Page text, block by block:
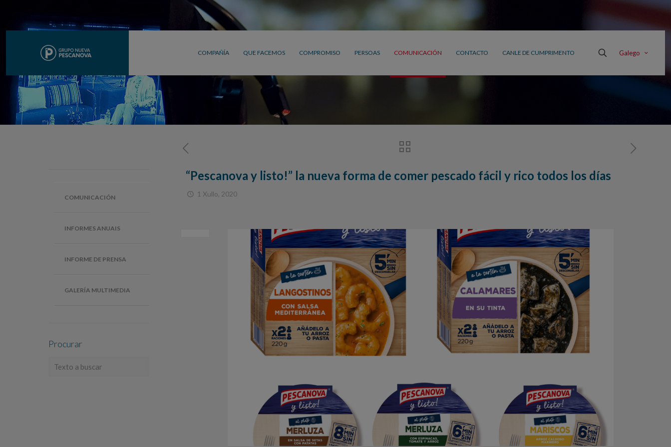
COMPAÑÍA QUE FACEMOS COMPROMISO PERSOAS COMUNICACIÓN CONTACTO CANLE DE CUMPRIMENTO Galego
“Pescanova y listo!” la nueva forma de comer pescado fácil y rico todos los días
1 Xullo, 2020
COMUNICACIÓN
INFORMES ANUAIS
INFORME DE PRENSA
GALERÍA MULTIMEDIA
Procurar